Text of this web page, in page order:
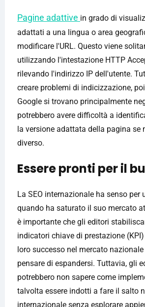
Pagine adattive in grado di
adattati a una lingua o area
modificare l'URL. Questo viene
utilizzando l'intestazione HTTP
rilevando l'indirizzo IP dell'utente.
creare problemi di indicizzazione,
Google si trovano principalmente
potrebbero avere difficoltà a
la versione adattata della pagina se
diverso.
Essere pronti per il
La SEO internazionale ha senso per
quando ha saturato il suo mercato
è importante che gli editori
indicatori chiave di prestazione
loro successo nel mercato
pensare di espandersi. Tuttavia, gli
potrebbero non sapere come
talvolta essere indotti a fare il salto
internazionale senza esplorare